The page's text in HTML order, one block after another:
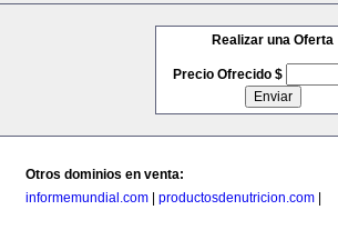
Realizar una Oferta
Precio Ofrecido $
Otros dominios en venta:
informemundial.com
productosdenutricion.com